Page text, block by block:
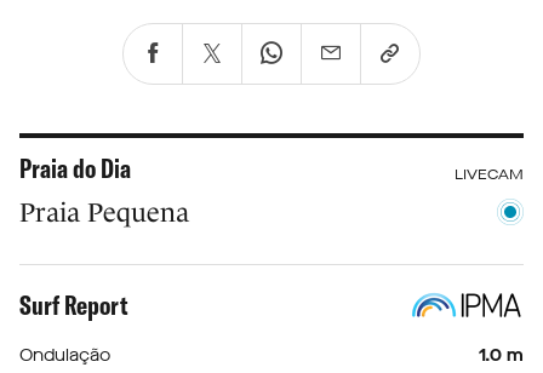
Praia do Dia LIVECAM
Praia Pequena
Surf Report
Ondulação
1.0 m